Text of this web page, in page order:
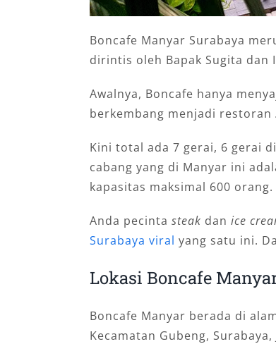
Boncafe Manyar Surabaya
dirintis oleh Bapak Sugita dan
Awalnya, Boncafe hanya
berkembang menjadi restoran
Kini total ada 7 gerai, 6 gerai
cabang yang di Manyar ini
kapasitas maksimal 600 orang.
Anda pecinta steak dan ice
Surabaya viral yang satu ini.
Lokasi Boncafe
Boncafe Manyar berada di
Kecamatan Gubeng, Surabaya,